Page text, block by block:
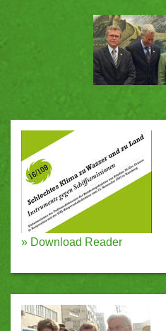
» Download Reader